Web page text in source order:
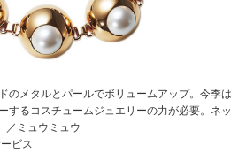
のメタルとパールでボリュームアップ。今季は
するコスチュームジュエリーの力が必要。ネッ
／ミュウミュウ
ビス